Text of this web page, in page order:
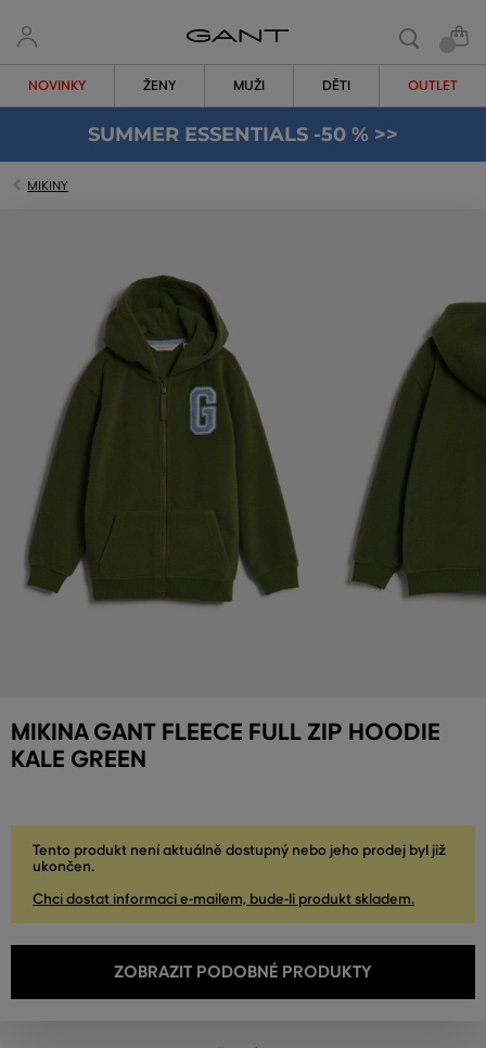
NOVINKY ŽENY MUŽI DĚTI OUTLET
SUMMER ESSENTIALS -50 % >>
MIKINY
MIKINA GANT FLEECE FULL ZIP HOODIE
KALE GREEN
Tento produkt není aktuálně dostupný nebo jeho prodej byl již
ukončen.
Chci dostat informaci e-mailem, bude-li produkt skladem.
ZOBRAZIT PODOBNÉ PRODUKTY